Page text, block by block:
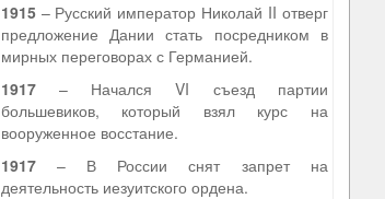
1915– Русский император Николай II отверг
предложение Дании стать посредником в
мирных переговорах с Германией.
1917– Начался VI съезд партии
большевиков, который взял курс на
вооруженное восстание.
1917– В России снят запрет на
деятельность иезуитского ордена.